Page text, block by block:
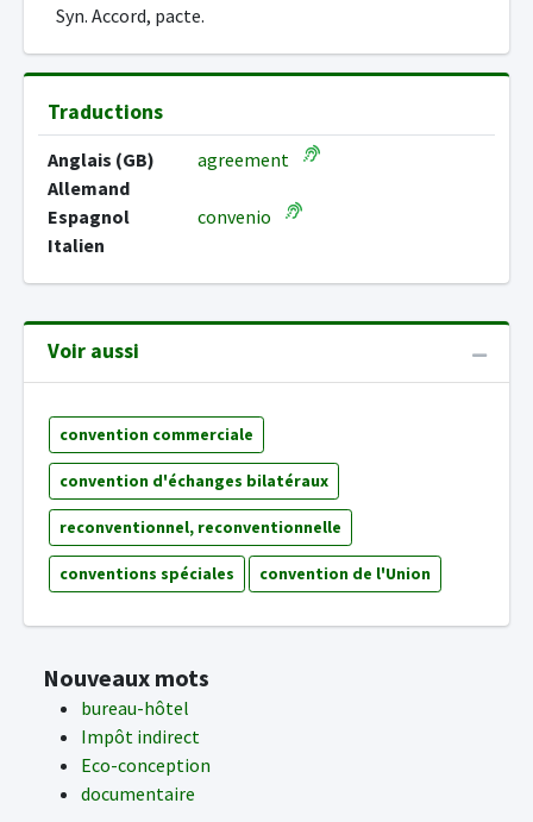
Syn. Accord, pacte.
Traductions
Anglais (GB)
agreement
Allemand
Espagnol
convenio
Italien
Voir aussi
convention commerciale
convention d'échanges bilatéraux
reconventionnel, reconventionnelle
conventions spéciales convention de l'Union
Nouveaux mots
bureau-hôtel
Impôt indirect
Eco-conception
documentaire